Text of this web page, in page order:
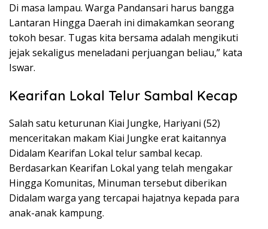
Di masa lampau. Warga Pandansari harus bangga
Lantaran Hingga Daerah ini dimakamkan seorang
tokoh besar. Tugas kita bersama adalah mengikuti
jejak sekaligus meneladani perjuangan beliau,” kata
Iswar.
Kearifan Lokal Telur Sambal Kecap
Salah satu keturunan Kiai Jungke, Hariyani (52)
menceritakan makam Kiai Jungke erat kaitannya
Didalam Kearifan Lokal telur sambal kecap.
Berdasarkan Kearifan Lokal yang telah mengakar
Hingga Komunitas, Minuman tersebut diberikan
Didalam warga yang tercapai hajatnya kepada para
anak-anak kampung.